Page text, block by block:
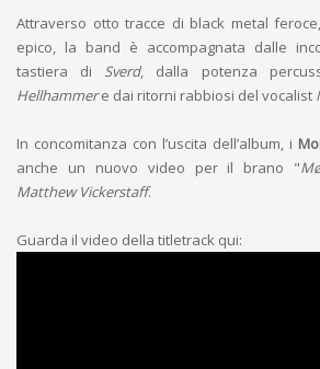
Attraverso otto tracce di black metal
epico, la band è accompagnata dalle
tastiera di Sverd, dalla potenza
Hellhammere dai ritorni rabbiosi del vocalist
In concomitanza con l’uscita dell’album, i
anche un nuovo video per il brano "
Matthew Vickerstaff.
Guarda il video della titletrack qui: